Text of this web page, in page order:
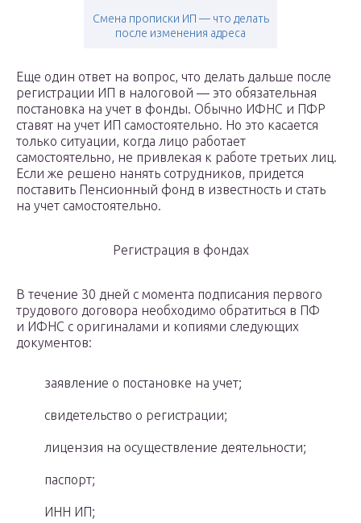
Смена прописки ИП — что делать
после изменения адреса
Еще один ответ на вопрос, что делать дальше после
регистрации ИП в налоговой — это обязательная
постановка на учет в фонды. Обычно ИФНС и ПФР
ставят на учет ИП самостоятельно. Но это касается
только ситуации, когда лицо работает
самостоятельно, не привлекая к работе третьих лиц.
Если же решено нанять сотрудников, придется
поставить Пенсионный фонд в известность и стать
на учет самостоятельно.
Регистрация в фондах
В течение 30 дней с момента подписания первого
трудового договора необходимо обратиться в ПФ
и ИФНС с оригиналами и копиями следующих
документов:
заявление о постановке на учет;
свидетельство о регистрации;
лицензия на осуществление деятельности;
паспорт;
ИНН ИП;